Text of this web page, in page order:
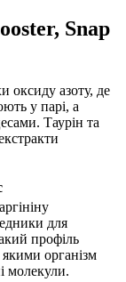
Snap
оксиду азоту, де
у парі, а
Таурін та
для
профіль
якими організм
молекули.